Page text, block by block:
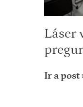
Láser
Ir a post